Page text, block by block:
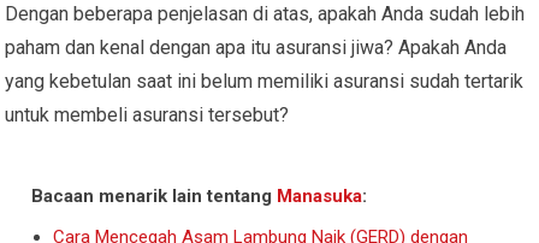
Dengan beberapa penjelasan di atas, apakah Anda sudah lebih
paham dan kenal dengan apa itu asuransi jiwa? Apakah Anda
yang kebetulan saat ini belum memiliki asuransi sudah tertarik
untuk membeli asuransi tersebut?
Bacaan menarik lain tentang Manasuka:
Cara Mencegah Asam Lambung Naik (GERD) dengan